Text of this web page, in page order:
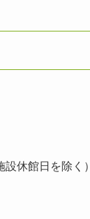
休館日を除く）